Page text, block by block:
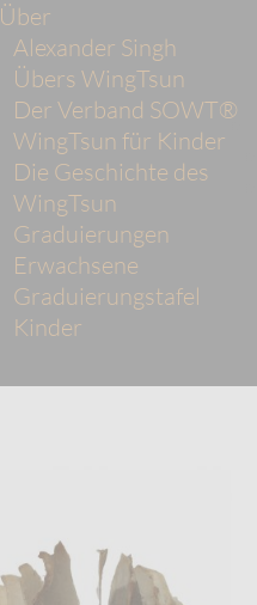
Über
Alexander Singh
Übers WingTsun
Der Verband SOWT®
WingTsun für Kinder
Die Geschichte des
WingTsun
Graduierungen
Erwachsene
Graduierungstafel
Kinder